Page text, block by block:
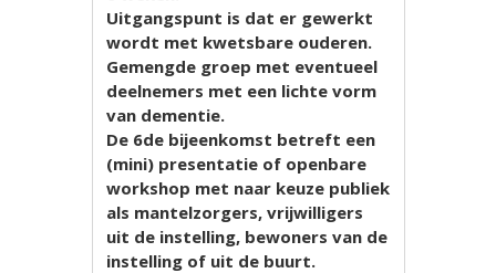
Uitgangspunt is dat er gewerkt
wordt met kwetsbare ouderen.
Gemengde groep met eventueel
deelnemers met een lichte vorm
van dementie.
De 6de bijeenkomst betreft een
(mini) presentatie of openbare
workshop met naar keuze publiek
als mantelzorgers, vrijwilligers
uit de instelling, bewoners van de
instelling of uit de buurt.